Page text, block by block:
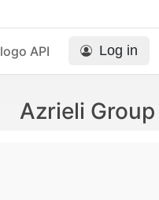
logo API Log in
Azrieli